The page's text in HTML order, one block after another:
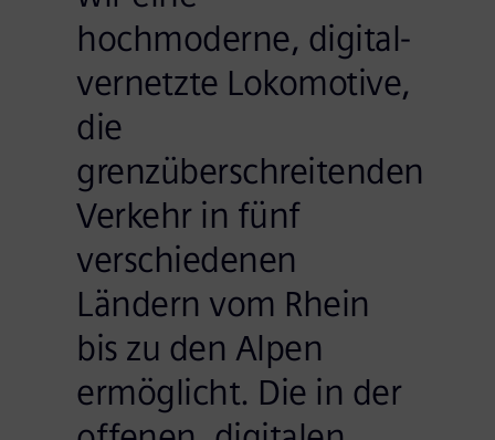
hochmoderne, digital-
vernetzte Lokomotive,
die
grenzüberschreitenden
Verkehr in fünf
verschiedenen
Ländern vom Rhein
bis zu den Alpen
ermöglicht. Die in der